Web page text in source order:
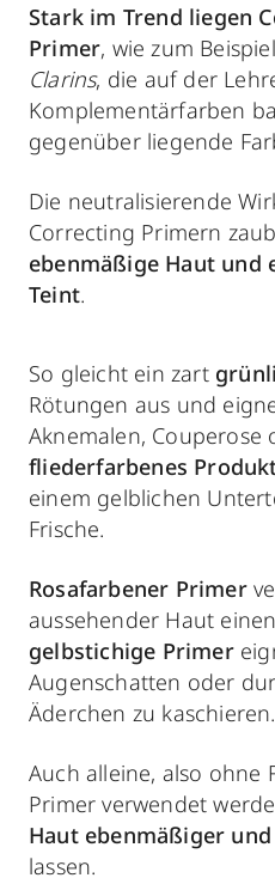
Stark im Trend liegen
Primer, wie zum
Clarins, die auf der
Komplementärfarben
gegenüber liegende
Die neutralisierende
Correcting Primern
ebenmäßige Haut
Teint.
So gleicht ein zart
Rötungen aus und
Aknemalen, Couperose
fliederfarbenes
einem gelblichen
Frische.
Rosafarbener Primer
aussehender Haut
gelbstichige Primer
Augenschatten oder
Äderchen zu kaschieren.
Auch alleine, also ohne
Primer verwendet
Haut ebenmäßiger
lassen.